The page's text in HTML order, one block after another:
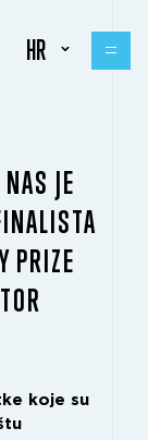
HR
JE
PRIZE
koje su